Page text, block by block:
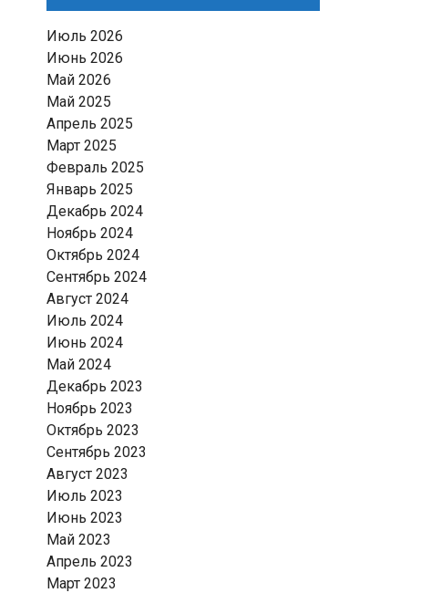
Июль 2026
Июнь 2026
Май 2026
Май 2025
Апрель 2025
Март 2025
Февраль 2025
Январь 2025
Декабрь 2024
Ноябрь 2024
Октябрь 2024
Сентябрь 2024
Август 2024
Июль 2024
Июнь 2024
Май 2024
Декабрь 2023
Ноябрь 2023
Октябрь 2023
Сентябрь 2023
Август 2023
Июль 2023
Июнь 2023
Май 2023
Апрель 2023
Март 2023